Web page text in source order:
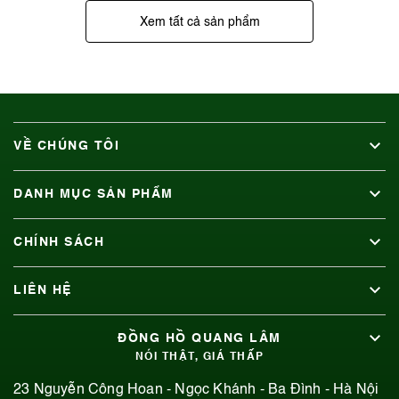
Xem tất cả sản phẩm
VỀ CHÚNG TÔI
DANH MỤC SẢN PHẨM
CHÍNH SÁCH
LIÊN HỆ
ĐỒNG HỒ QUANG LÂM
NÓI THẬT, GIÁ THẤP
23 Nguyễn Công Hoan - Ngọc Khánh - Ba Đình - Hà Nội